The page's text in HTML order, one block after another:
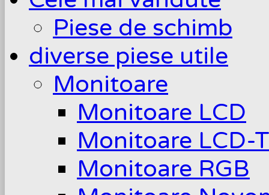
Piese de schimb
diverse piese utile
Monitoare
Monitoare LCD
Monitoare LCD-
Monitoare RGB